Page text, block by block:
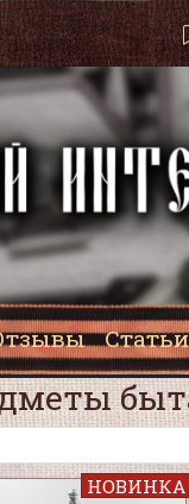
Статьи
НОВИНКА